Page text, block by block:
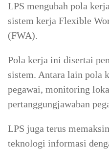
LPS mengubah pola
sistem kerja Flexible
(FWA).
Pola kerja ini disertai
sistem. Antara lain pola
pegawai, monitoring
pertanggungjawaban
LPS juga terus
teknologi informasi